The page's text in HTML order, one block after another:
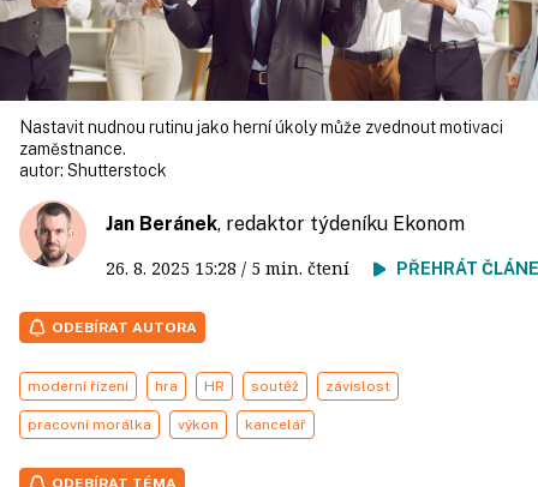
Nastavit nudnou rutinu jako herní úkoly může zvednout motivaci
zaměstnance.
autor: Shutterstock
Jan Beránek, redaktor týdeníku Ekonom
26. 8. 2025 15:28 / 5 min. čtení PŘEHRÁT
ODEBÍRAT AUTORA
moderní řízení hra HR soutěž závislost
pracovní morálka výkon kancelář
ODEBÍRAT TÉMA